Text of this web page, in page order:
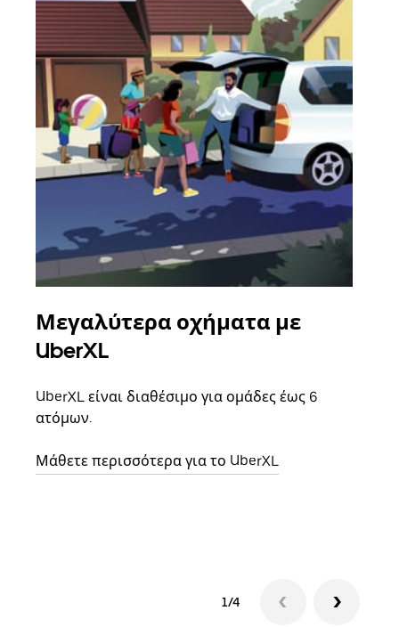
Μεγαλύτερα οχήματα με
UberXL
UberXL είναι διαθέσιμο για ομάδες έως 6
ατόμων.
Μάθετε περισσότερα για το UberXL
1/4